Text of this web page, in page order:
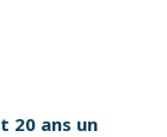
20 ans un